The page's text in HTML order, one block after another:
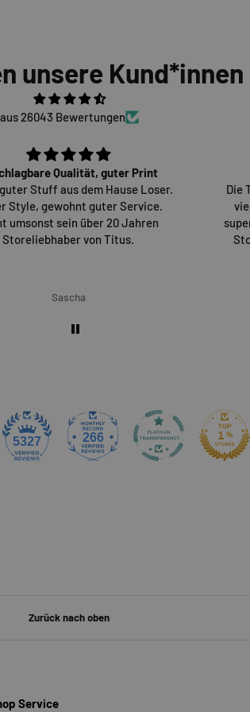
unsere Kund*innen
aus 26043 Bewertungen
Qualität, guter Print
Stuff aus dem Hause Loser.
Style, gewohnt guter Service.
umsonst sein über 20 Jahren
Storeliebhaber von Titus.
Sascha
Die
5327 266
Zurück nach oben
Service